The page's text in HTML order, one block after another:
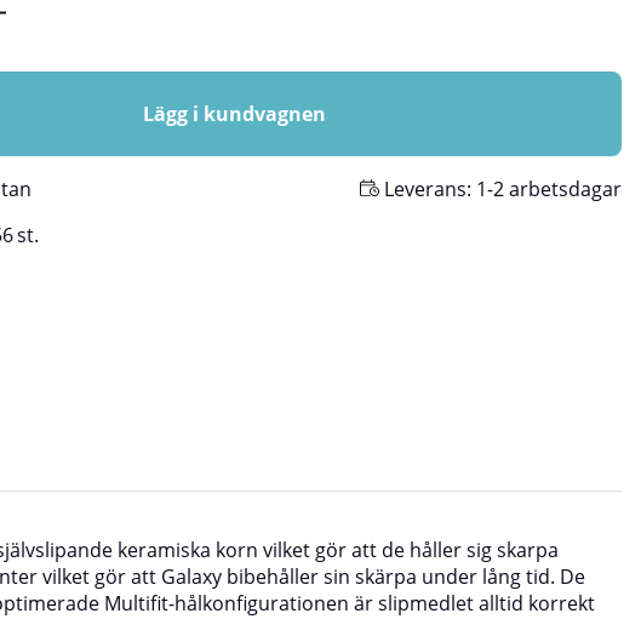
Lägg i kundvagnen
Leverans: 1-2 arbetsdagar
st.
keramiska korn vilket gör att de håller sig skarpa
vilket gör att Galaxy bibehåller sin skärpa under lång tid. De
Multifit-hålkonfigurationen är slipmedlet alltid korrekt